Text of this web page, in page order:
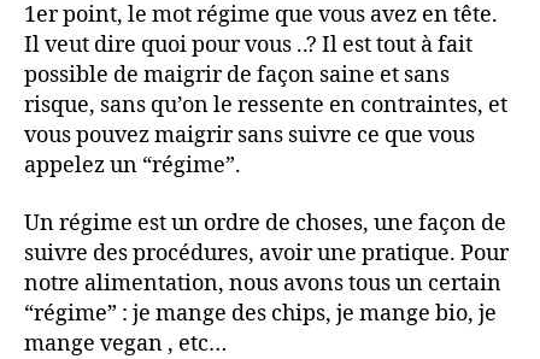
1er point, le mot régime que vous avez en tête.
Il veut dire quoi pour vous ..? Il est tout à fait
possible de maigrir de façon saine et sans
risque, sans qu’on le ressente en contraintes, et
vous pouvez maigrir sans suivre ce que vous
appelez un “régime”.
Un régime est un ordre de choses, une façon de
suivre des procédures, avoir une pratique. Pour
notre alimentation, nous avons tous un certain
“régime” : je mange des chips, je mange bio, je
mange vegan , etc…